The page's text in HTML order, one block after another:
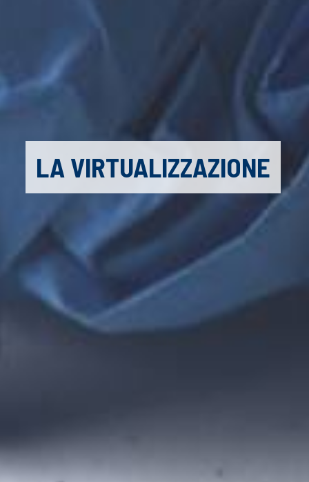
LA VIRTUALIZZAZIONE